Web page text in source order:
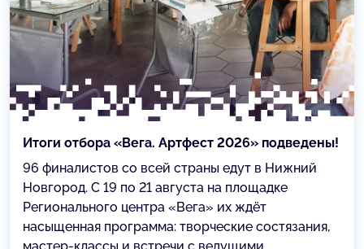
Итоги отбора «Вега. Артфест 2026» подведены!
96 финалистов со всей страны едут в Нижний
Новгород. С 19 по 21 августа на площадке
Регионального центра «Вега» их ждёт
насыщенная программа: творческие состязания,